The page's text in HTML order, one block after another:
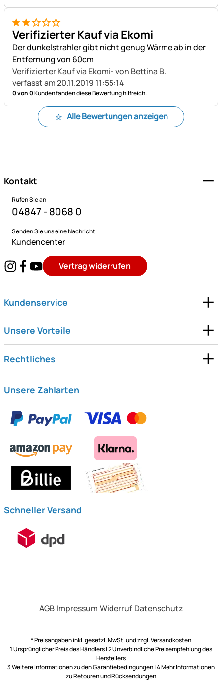
2 von 5
Verifizierter Kauf via Ekomi
Der dunkelstrahler gibt nicht genug Wärme ab in der
Entfernung von 60cm
Verifizierter Kauf via Ekomi- von Bettina B.
verfasst am 20.11.2019 11:55:14
0 von 0Kunden fanden diese Bewertung hilfreich.
Alle Bewertungen anzeigen
Kontakt
Rufen Sie an
04847 - 8068 0
Senden Sie uns eine Nachricht
Kundencenter
Vertrag widerrufen
Kundenservice
Unsere Vorteile
Rechtliches
Unsere Zahlarten
Schneller Versand
AGB Impressum Widerruf Datenschutz
* Preisangaben inkl. gesetzl. MwSt. und zzgl.Versandkosten
1 Ursprünglicher Preis des Händlers | 2 Unverbindliche Preisempfehlung des
Herstellers
3 Weitere Informationen zu denGarantiebedingungen| 4 Mehr Informationen
zuRetouren und Rücksendungen